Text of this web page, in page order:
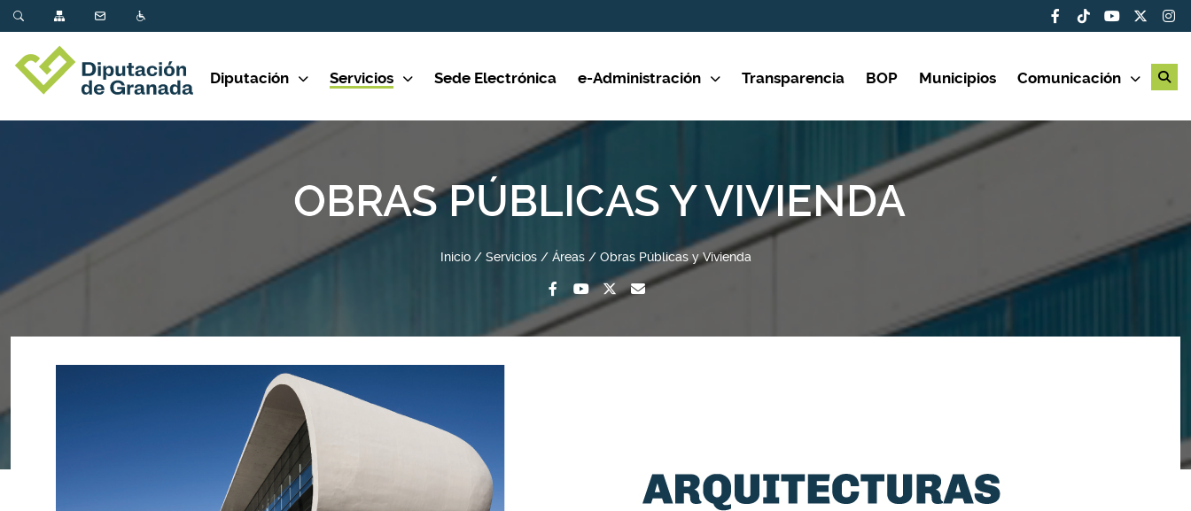
Diputación Servicios Sede Electrónica e-Administración Transparencia BOP Municipios Comunicación
OBRAS PÚBLICAS Y VIVIENDA
Inicio Servicios Áreas Obras Públicas y Vivienda